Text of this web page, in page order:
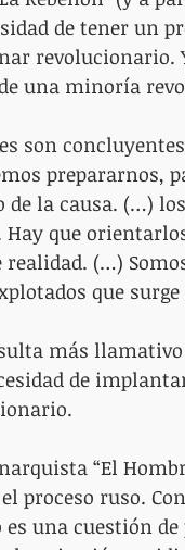
de tener un
revolucionario.
una minoría
son
prepararnos,
la causa. (…)
que
(…)
que
más
de
“El
proceso ruso.
una cuestión de